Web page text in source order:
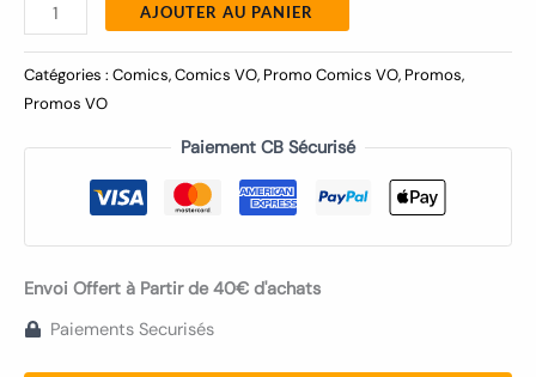
AJOUTER AU PANIER
Catégories : Comics,Comics VO, Promo Comics VO, Promos,
Promos VO
Paiement CB Sécurisé
Envoi Offert à Partir de 40€ d'achats
Paiements Securisés